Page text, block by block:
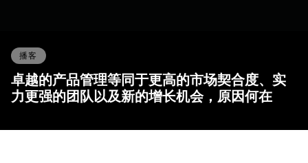
播客
卓越的产品管理等同于更高的市场契合度、实
力更强的团队以及新的增长机会，原因何在